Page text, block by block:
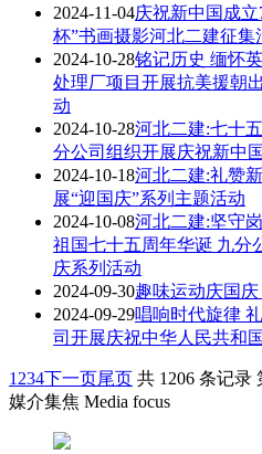
2024-11-04庆祝新中国成
杯”书画摄影河北二建征集
2024-10-28铭记历史 缅怀
处理厂项目开展抗美援朝
动
2024-10-28河北二建:七十
分公司组织开展庆祝新中
2024-10-18河北二建:礼赞
展“迎国庆”系列主题活动
2024-10-08河北二建:坚守
祖国七十五周年华诞 九分
庆系列活动
2024-09-30趣味运动庆国
2024-09-29唱响时代旋律
司开展庆祝中华人民共和
1 234下一页尾页 共 1206 条记录
媒介集焦 Media focus